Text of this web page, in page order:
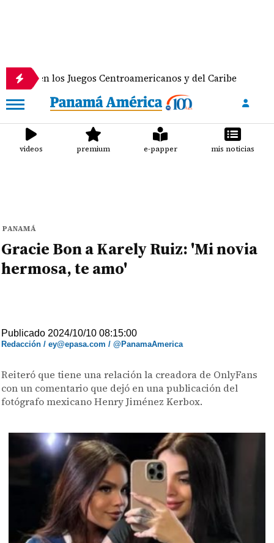
los Juegos Centroamericanos y del Caribe
videos premium e-papper mis noticias
PANAMÁ
Gracie Bon a Karely Ruiz: 'Mi novia
hermosa, te amo'
Publicado 2024/10/10 08:15:00
Redacción / ey@epasa.com / @PanamaAmerica
Reiteró que tiene una relación la creadora de OnlyFans
con un comentario que dejó en una publicación del
fotógrafo mexicano Henry Jiménez Kerbox.